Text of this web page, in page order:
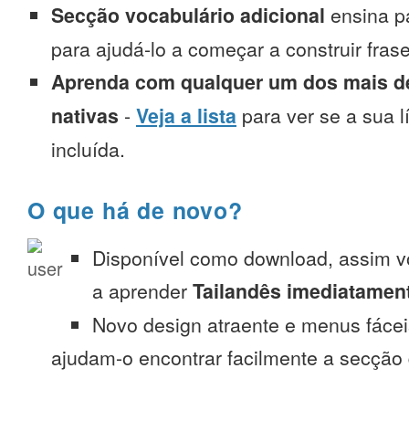
Secção vocabulário adicional ensina
para ajudá-lo a começar a construir
Aprenda com qualquer um dos mais
nativas - Veja a lista para ver se a sua
incluída.
O que há de novo?
Disponível como download, assim
a aprender Tailandês
Novo design atraente e menus
ajudam-o encontrar facilmente a